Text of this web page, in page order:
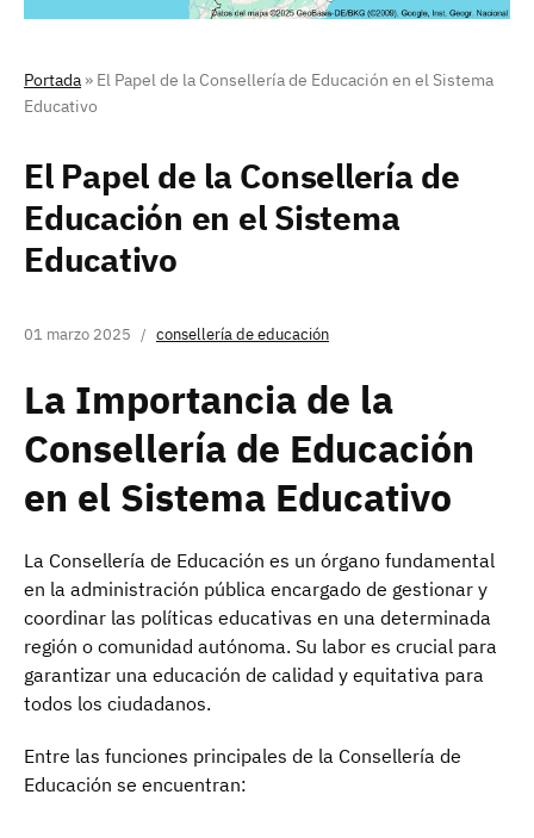
Portada » El Papel de la Consellería de Educación en el Sistema
Educativo
El Papel de la Consellería de
Educación en el Sistema
Educativo
01 marzo 2025 consellería de educación
La Importancia de la
Consellería de Educación
en el Sistema Educativo
La Consellería de Educación es un órgano fundamental
en la administración pública encargado de gestionar y
coordinar las políticas educativas en una determinada
región o comunidad autónoma. Su labor es crucial para
garantizar una educación de calidad y equitativa para
todos los ciudadanos.
Entre las funciones principales de la Consellería de
Educación se encuentran: